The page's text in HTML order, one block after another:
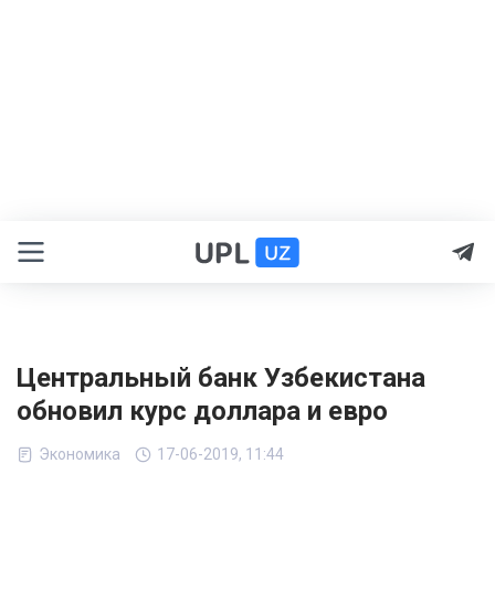
Центральный банк Узбекистана
обновил курс доллара и евро
Экономика 17-06-2019, 11:44